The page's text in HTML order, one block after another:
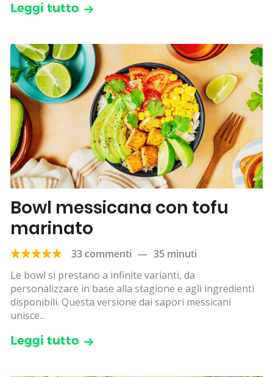
Leggi tutto
Bowl messicana con tofu
marinato
33 commenti — 35 minuti
Le bowl si prestano a infinite varianti, da
personalizzare in base alla stagione e agli ingredienti
disponibili. Questa versione dai sapori messicani
unisce...
Leggi tutto